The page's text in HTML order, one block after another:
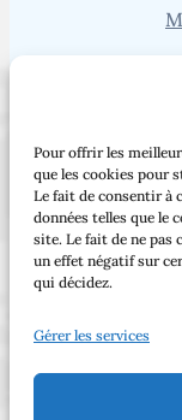
Pour offrir les
que les cookies pour
Le fait de consentir à
données telles que le
site. Le fait de ne pas
un effet négatif sur
qui décidez.
Gérer les services